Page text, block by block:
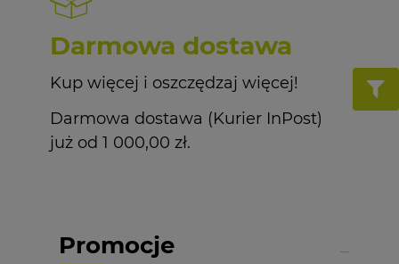
Darmowa dostawa
Kup więcej i oszczędzaj więcej!
Darmowa dostawa (Kurier InPost)
już od 1 000,00 zł.
Promocje